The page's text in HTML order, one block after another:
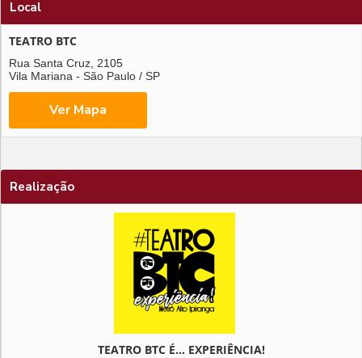
Local
TEATRO BTC
Rua Santa Cruz, 2105
Vila Mariana - São Paulo / SP
Realização
TEATRO BTC É... EXPERIÊNCIA!